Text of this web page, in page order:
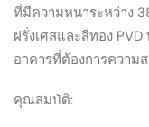
ที่มีความหนาระหว่าง
ฝรั่งเศสและสีทอง
อาคารที่ต้องการความ
คุณสมบัติ: